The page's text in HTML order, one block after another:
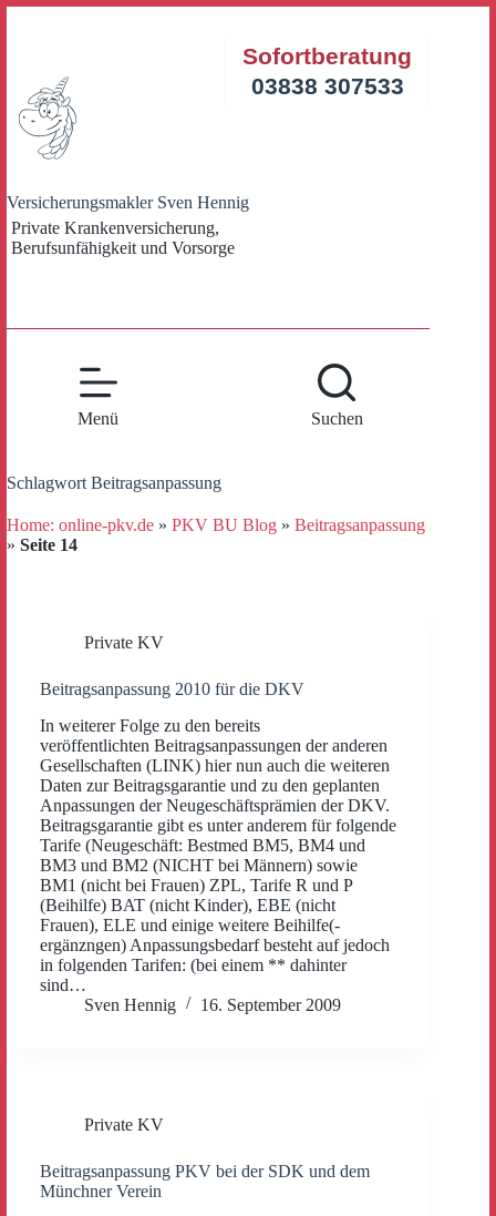
Versicherungsmakler Sven Hennig
Private Krankenversicherung,
Berufsunfähigkeit und Vorsorge
Sofortberatung
03838 307533
Menü Suchen
Schlagwort Beitragsanpassung
Home: online-pkv.de » PKV BU Blog » Beitragsanpassung
» Seite 14
Private KV
Beitragsanpassung 2010 für die DKV
In weiterer Folge zu den bereits
veröffentlichten Beitragsanpassungen der anderen
Gesellschaften (LINK) hier nun auch die weiteren
Daten zur Beitragsgarantie und zu den geplanten
Anpassungen der Neugeschäftsprämien der DKV.
Beitragsgarantie gibt es unter anderem für folgende
Tarife (Neugeschäft: Bestmed BM5, BM4 und
BM3 und BM2 (NICHT bei Männern) sowie
BM1 (nicht bei Frauen) ZPL, Tarife R und P
(Beihilfe) BAT (nicht Kinder), EBE (nicht
Frauen), ELE und einige weitere Beihilfe(-
ergänzngen) Anpassungsbedarf besteht auf jedoch
in folgenden Tarifen: (bei einem ** dahinter
sind…
Sven Hennig
16. September 2009
Private KV
Beitragsanpassung PKV bei der SDK und dem
Münchner Verein